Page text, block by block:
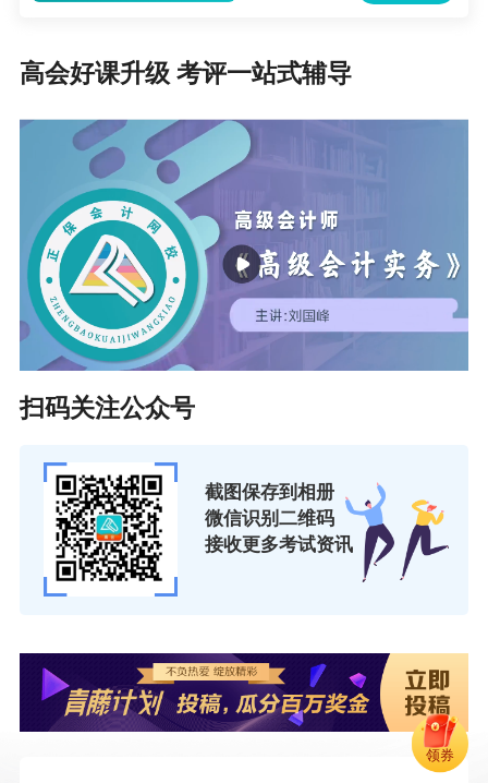
高会好课升级 考评一站式辅导
扫码关注公众号
截图保存到相册
微信识别二维码
接收更多考试资讯
领券